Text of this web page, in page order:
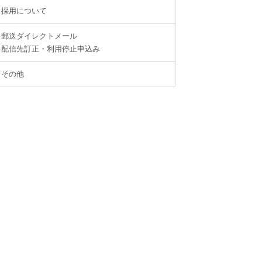
採用について
郵送ダイレクトメール
配信先訂正・利用停止申込み
その他